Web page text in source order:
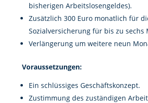
bisherigen Arbeitslosengeldes).
Zusätzlich 300 Euro monatlich für
Sozialversicherung für bis zu sechs
Verlängerung um weitere neun
Voraussetzungen:
Ein schlüssiges Geschäftskonzept.
Zustimmung des zuständigen